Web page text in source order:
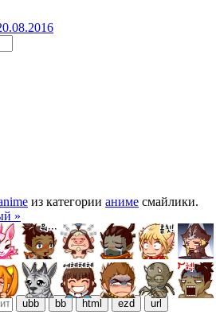
ubb bb html ezd url
из категории аниме смайлики.
»